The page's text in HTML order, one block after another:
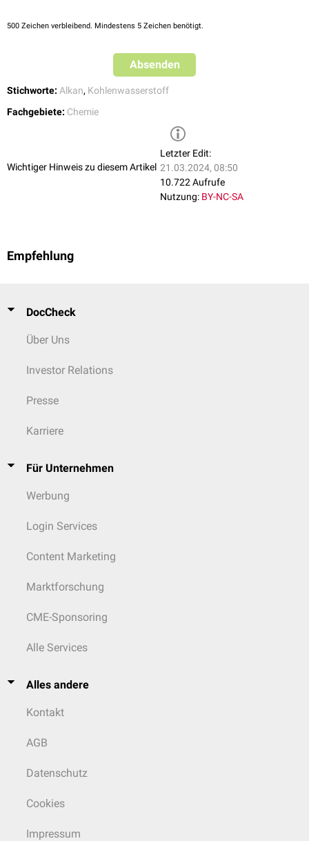
500 Zeichen verbleibend. Mindestens 5 Zeichen benötigt.
Absenden
Stichworte: Alkan, Kohlenwasserstoff
Fachgebiete: Chemie
Wichtiger Hinweis zu diesem Artikel
Letzter Edit:
21.03.2024, 08:50
10.722 Aufrufe
Nutzung: BY-NC-SA
Empfehlung
DocCheck
Über Uns
Investor Relations
Presse
Karriere
Für Unternehmen
Werbung
Login Services
Content Marketing
Marktforschung
CME-Sponsoring
Alle Services
Alles andere
Kontakt
AGB
Datenschutz
Cookies
Impressum